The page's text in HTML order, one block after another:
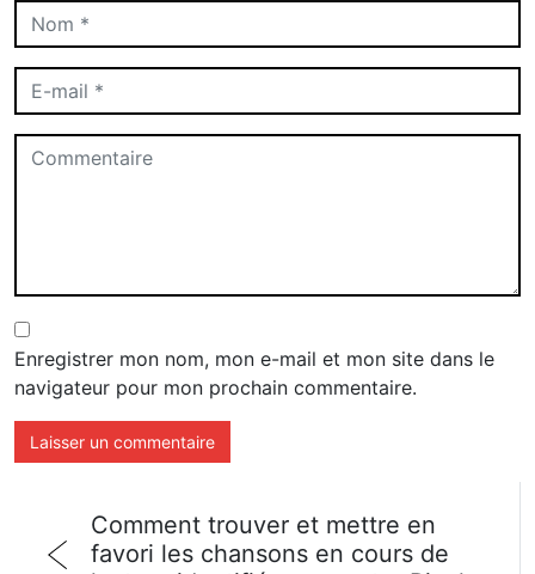
Enregistrer mon nom, mon e-mail et mon site dans le
navigateur pour mon prochain commentaire.
Comment trouver et mettre en
favori les chansons en cours de